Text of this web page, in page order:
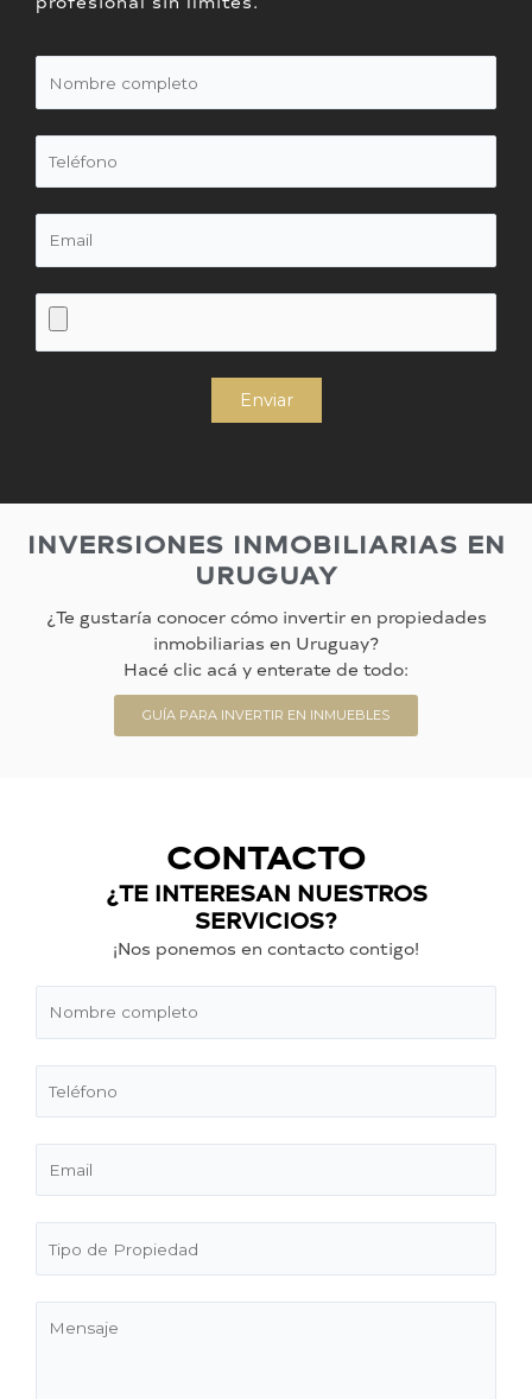
INVERSIONES INMOBILIARIAS EN
URUGUAY
¿Te gustaría conocer cómo invertir en propiedades
inmobiliarias en Uruguay?
Hacé clic acá y enterate de todo:
GUÍA PARA INVERTIR EN INMUEBLES
CONTACTO
¿TE INTERESAN NUESTROS
SERVICIOS?
¡Nos ponemos en contacto contigo!